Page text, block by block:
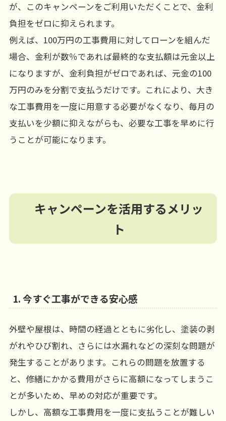
が、このキャンペーンをご利用いただくことで、金利
負担をゼロに抑えられます。
例えば、100万円の工事費用に対してローンを組んだ
場合、金利が数％であれば最終的な支払額は元金以上
になりますが、金利負担がゼロであれば、元金の100
万円のみを分割で支払うだけです。これにより、大き
な工事費用を一度に用意する必要がなくなり、毎月の
支払いを少額に抑えながらも、必要な工事を早めに行
うことが可能になります。
キャンペーンを活用するメリッ
ト
1.今すぐ工事ができる安心感
外壁や屋根は、時間の経過とともに劣化し、塗装の剥
がれやひび割れ、さらには水漏れなどの深刻な問題が
発生することがあります。これらの問題を放置する
と、修繕にかかる費用がさらに高額になってしまうこ
とが多いため、早めの対応が重要です。
しかし、高額な工事費用を一度に支払うことが難しい